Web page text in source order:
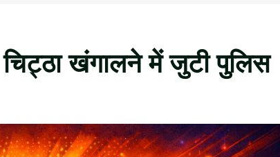
चिट्ठा खंगालने में जुटी पुलिस